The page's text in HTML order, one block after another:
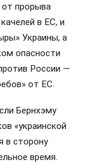
от прорыва
в ЕС, и
Украины, а
опасности
России —
от ЕС.
Бернхэму
«украинской
в сторону
время.